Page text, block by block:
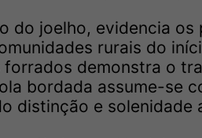
do joelho, evidencia
rurais do
demonstra o
bordada assume-se
distinção e solenidade